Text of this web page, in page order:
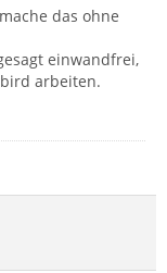
das ohne
einwandfrei,
arbeiten.